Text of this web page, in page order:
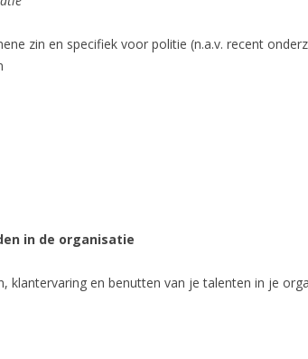
zin en specifiek voor politie (n.a.v. recent
in de organisatie
klantervaring en benutten van je talenten in je